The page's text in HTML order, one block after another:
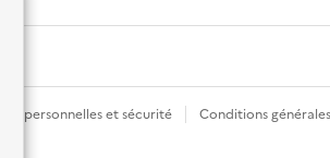
personnelles et sécurité Conditions